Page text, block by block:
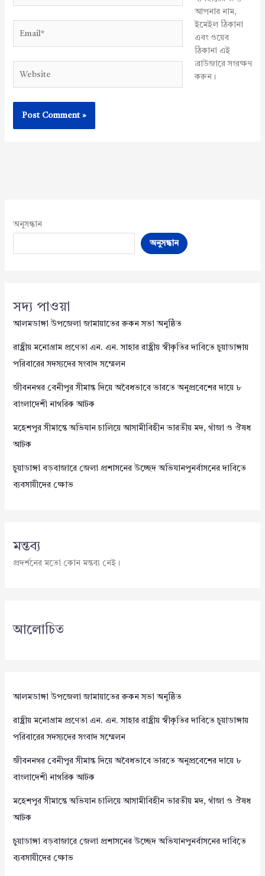
আপনার নাম,
ইমেইল ঠিকানা
এবং ওয়েব
ঠিকানা এই
ব্রাউজারে সংরক্ষণ
করুন।
অনুসন্ধান
অনুসন্ধান
সদ্য পাওয়া
আলমডাঙ্গা উপজেলা জামায়াতের রুকন সভা অনুষ্ঠিত
রাষ্ট্রীয় মনোগ্রাম প্রণেতা এন. এন. সাহার রাষ্ট্রীয় স্বীকৃতির দাবিতে চুয়াডাঙ্গায়
পরিবারের সদস্যদের সংবাদ সম্মেলন
জীবননগর বেনীপুর সীমান্ত দিয়ে অবৈধভাবে ভারতে অনুপ্রবেশের দায়ে ৮
বাংলাদেশী নাগরিক আটক
মহেশপুর সীমান্তে অভিযান চালিয়ে আসামীবিহীন ভারতীয় মদ, গাঁজা ও ঔষধ
আটক
চুয়াডাঙ্গা বড়বাজারে জেলা প্রশাসনের উচ্ছেদ অভিযানপুনর্বাসনের দাবিতে
ব্যবসায়ীদের ক্ষোভ
মন্তব্য
প্রদর্শনের মতো কোন মন্তব্য নেই।
আলোচিত
আলমডাঙ্গা উপজেলা জামায়াতের রুকন সভা অনুষ্ঠিত
রাষ্ট্রীয় মনোগ্রাম প্রণেতা এন. এন. সাহার রাষ্ট্রীয় স্বীকৃতির দাবিতে চুয়াডাঙ্গায়
পরিবারের সদস্যদের সংবাদ সম্মেলন
জীবননগর বেনীপুর সীমান্ত দিয়ে অবৈধভাবে ভারতে অনুপ্রবেশের দায়ে ৮
বাংলাদেশী নাগরিক আটক
মহেশপুর সীমান্তে অভিযান চালিয়ে আসামীবিহীন ভারতীয় মদ, গাঁজা ও ঔষধ
আটক
চুয়াডাঙ্গা বড়বাজারে জেলা প্রশাসনের উচ্ছেদ অভিযানপুনর্বাসনের দাবিতে
ব্যবসায়ীদের ক্ষোভ